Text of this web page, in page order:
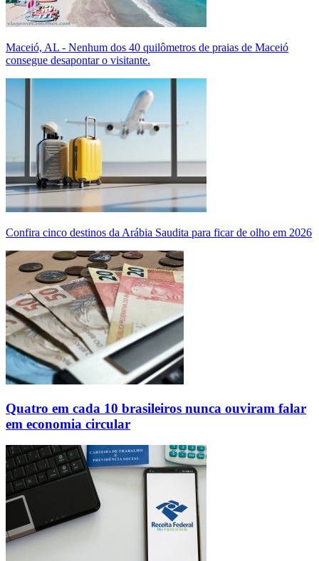
Maceió, AL - Nenhum dos 40 quilômetros de praias de Maceió
consegue desapontar o visitante.
Confira cinco destinos da Arábia Saudita para ficar de olho em 2026
Quatro em cada 10 brasileiros nunca ouviram falar
em economia circular